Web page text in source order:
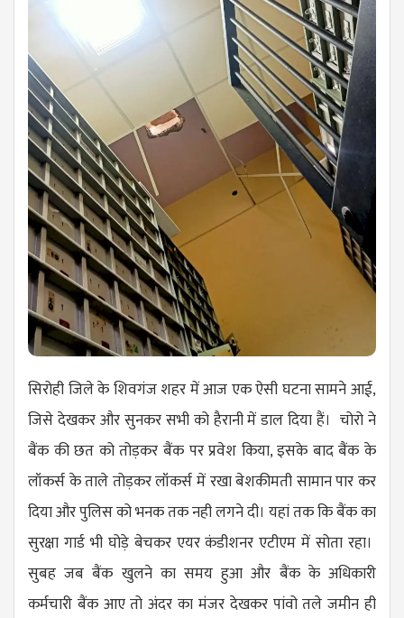
सिरोही जिले के शिवगंज शहर में आज एक ऐसी घटना सामने आई,
जिसे देखकर और सुनकर सभी को हैरानी में डाल दिया हैं। चोरो ने
बैंक की छत को तोड़कर बैंक पर प्रवेश किया, इसके बाद बैंक के
लॉकर्स के ताले तोड़कर लॉकर्स में रखा बेशकीमती सामान पार कर
दिया और पुलिस को भनक तक नही लगने दी। यहां तक कि बैंक का
सुरक्षा गार्ड भी घोड़े बेचकर एयर कंडीशनर एटीएम में सोता रहा।
सुबह जब बैंक खुलने का समय हुआ और बैंक के अधिकारी
कर्मचारी बैंक आए तो अंदर का मंजर देखकर पांवो तले जमीन ही